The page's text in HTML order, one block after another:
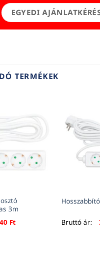
EGYEDI
TERMÉKEK
3m
Ft Bruttó ár: